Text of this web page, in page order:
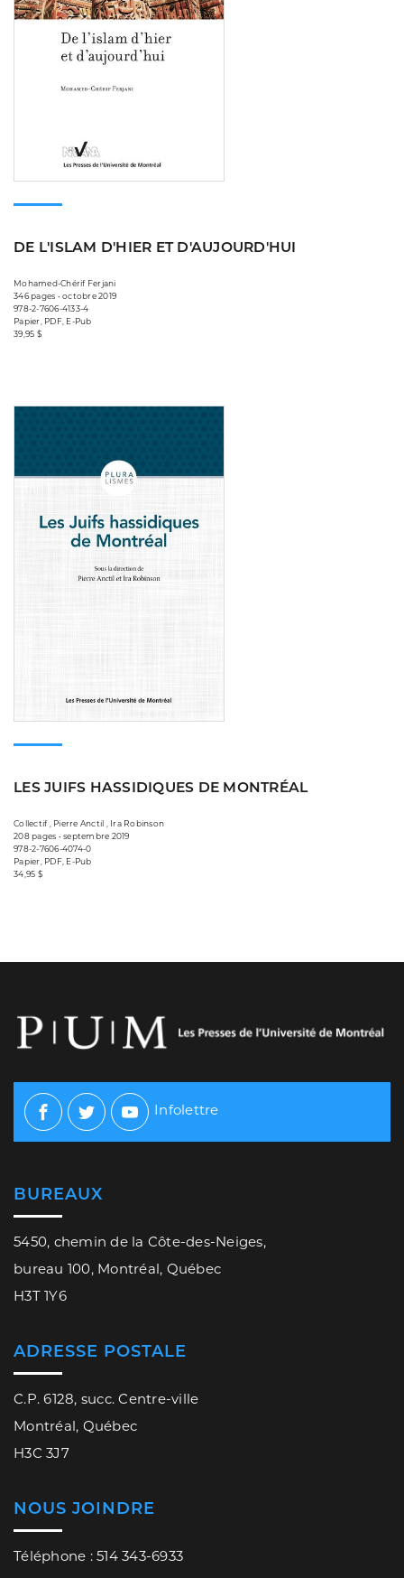
DE L'ISLAM D'HIER ET D'AUJOURD'HUI
Mohamed-Chérif Ferjani
346 pages • octobre 2019
978-2-7606-4133-4
Papier, PDF, E-Pub
39,95 $
LES JUIFS HASSIDIQUES DE MONTRÉAL
Collectif , Pierre Anctil , Ira Robinson
208 pages • septembre 2019
978-2-7606-4074-0
Papier, PDF, E-Pub
34,95 $
Facebook
TwitterYoutube
Infolettre
BUREAUX
5450, chemin de la Côte-des-Neiges,
bureau 100, Montréal, Québec
H3T 1Y6
ADRESSE POSTALE
C.P. 6128, succ. Centre-ville
Montréal, Québec
H3C 3J7
NOUS JOINDRE
Téléphone : 514 343-6933